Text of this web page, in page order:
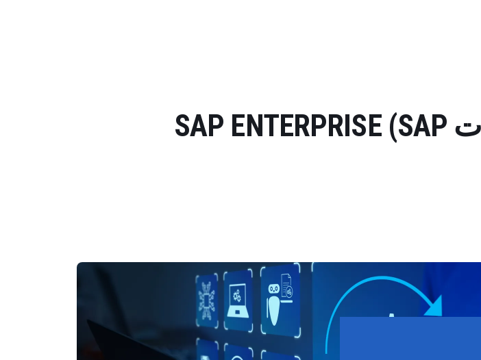
الوظائف الرئيسية لهندسة منتجات SAP ENTERPRISE (SAP